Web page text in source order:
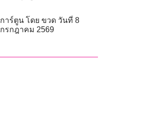
การ์ตูน โดย ขวด วันที่ 8
กรกฎาคม 2569